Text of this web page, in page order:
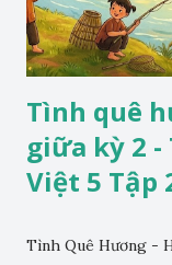
Tình quê
giữa kỳ 2 -
Việt 5 Tập
Tình Quê Hương -